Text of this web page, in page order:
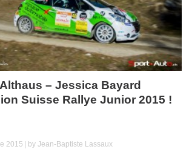
– Jessica Bayard
Suisse Rallye Junior 2015 !
2015 | by Jean-Baptiste Lassaux